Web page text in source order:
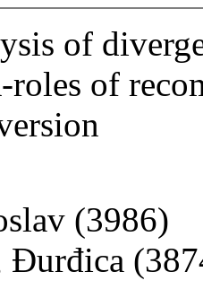
of
of
(3986)
Đurđica